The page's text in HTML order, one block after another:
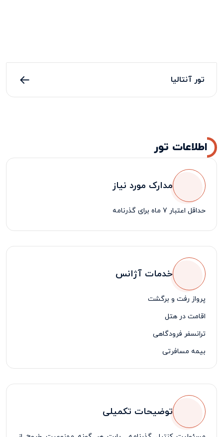
تور آنتالیا
اطلاعات تور
مدارک مورد نیاز
حداقل اعتبار 7 ماه برای گذرنامه
خدمات آژانس
پرواز رفت و برگشت
اقامت در هتل
ترانسفر فرودگاهی
بیمه مسافرتی
لیدر فارسی زبان
توضیحات تکمیلی